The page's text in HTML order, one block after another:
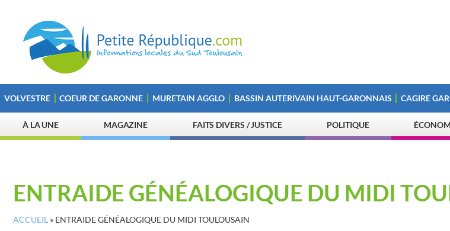
VOLVESTRE COEUR DE GARONNE MURETAIN AGGLO BASSIN AUTERIVAIN HAUT-GARONNAIS CAGIRE
À LA UNE MAGAZINE FAITS DIVERS / JUSTICE POLITIQUE
ENTRAIDE GÉNÉALOGIQUE DU MIDI
ACCUEIL » ENTRAIDE GÉNÉALOGIQUE DU MIDI TOULOUSAIN